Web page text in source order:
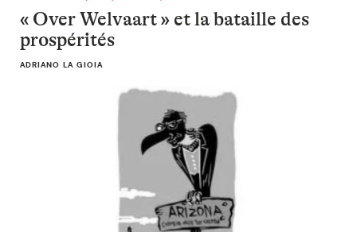
« Over Welvaart » et la bataille des
prospérités
ADRIANO LA GIOIA